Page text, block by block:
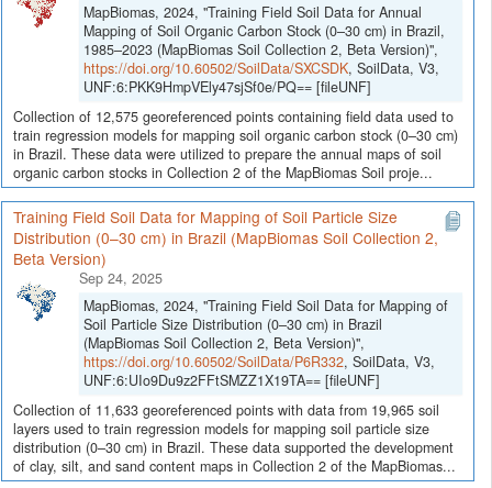
MapBiomas, 2024, "Training Field Soil Data for Annual
Mapping of Soil Organic Carbon Stock (0–30 cm) in Brazil,
1985–2023 (MapBiomas Soil Collection 2, Beta Version)",
https://doi.org/10.60502/SoilData/SXCSDK, SoilData, V3,
UNF:6:PKK9HmpVEly47sjSf0e/PQ== [fileUNF]
Collection of 12,575 georeferenced points containing field data used to
train regression models for mapping soil organic carbon stock (0–30 cm)
in Brazil. These data were utilized to prepare the annual maps of soil
organic carbon stocks in Collection 2 of the MapBiomas Soil proje...
Training Field Soil Data for Mapping of Soil Particle Size
Distribution (0–30 cm) in Brazil (MapBiomas Soil Collection 2,
Beta Version)
Sep 24, 2025
MapBiomas, 2024, "Training Field Soil Data for Mapping of
Soil Particle Size Distribution (0–30 cm) in Brazil
(MapBiomas Soil Collection 2, Beta Version)",
https://doi.org/10.60502/SoilData/P6R332, SoilData, V3,
UNF:6:UIo9Du9z2FFtSMZZ1X19TA== [fileUNF]
Collection of 11,633 georeferenced points with data from 19,965 soil
layers used to train regression models for mapping soil particle size
distribution (0–30 cm) in Brazil. These data supported the development
of clay, silt, and sand content maps in Collection 2 of the MapBiomas...